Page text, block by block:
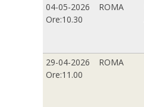
04-05-2026
Ore:10.30
ROMA
29-04-2026
Ore:11.00
ROMA